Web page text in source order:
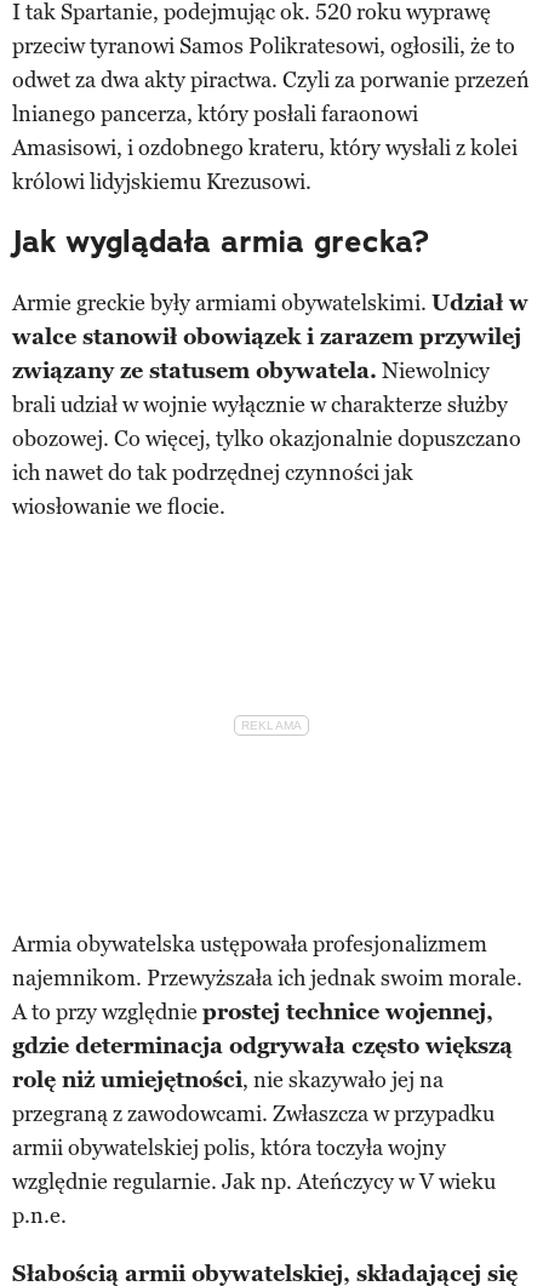
I tak Spartanie, podejmując ok. 520 roku wyprawę
przeciw tyranowi Samos Polikratesowi, ogłosili, że to
odwet za dwa akty piractwa. Czyli za porwanie przezeń
lnianego pancerza, który posłali faraonowi
Amasisowi, i ozdobnego krateru, który wysłali z kolei
królowi lidyjskiemu Krezusowi.
Jak wyglądała armia grecka?
Armie greckie były armiami obywatelskimi. Udział w
walce stanowił obowiązek i zarazem przywilej
związany ze statusem obywatela. Niewolnicy
brali udział w wojnie wyłącznie w charakterze służby
obozowej. Co więcej, tylko okazjonalnie dopuszczano
ich nawet do tak podrzędnej czynności jak
wiosłowanie we flocie.
Armia obywatelska ustępowała profesjonalizmem
najemnikom. Przewyższała ich jednak swoim morale.
A to przy względnie prostej technice wojennej,
gdzie determinacja odgrywała często większą
rolę niż umiejętności, nie skazywało jej na
przegraną z zawodowcami. Zwłaszcza w przypadku
armii obywatelskiej polis, która toczyła wojny
względnie regularnie. Jak np. Ateńczycy w V wieku
p.n.e.
Słabością armii obywatelskiej, składającej się